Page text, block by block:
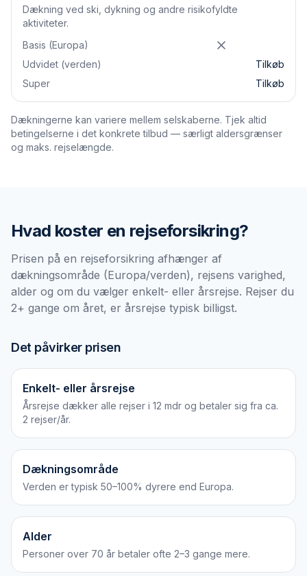
Dækning ved ski, dykning og andre risikofyldte
aktiviteter.
Basis (Europa)
Udvidet (verden)
Tilkøb
Super
Tilkøb
Dækningerne kan variere mellem selskaberne. Tjek altid
betingelserne i det konkrete tilbud — særligt aldersgrænser
og maks. rejselængde.
Hvad koster en rejseforsikring?
Prisen på en rejseforsikring afhænger af
dækningsområde (Europa/verden), rejsens varighed,
alder og om du vælger enkelt- eller årsrejse. Rejser du
2+ gange om året, er årsrejse typisk billigst.
Det påvirker prisen
Enkelt- eller årsrejse
Årsrejse dækker alle rejser i 12 mdr og betaler sig fra ca.
2 rejser/år.
Dækningsområde
Verden er typisk 50–100% dyrere end Europa.
Alder
Personer over 70 år betaler ofte 2–3 gange mere.